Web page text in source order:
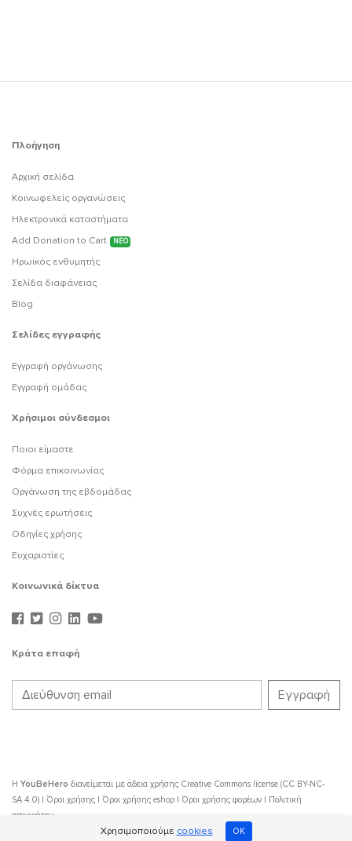
Χρησιμοποιούμε cookies OK
Πλοήγηση
Αρχική σελίδα
Κοινωφελείς οργανώσεις
Ηλεκτρονικά καταστήματα
Add Donation to Cart
ΝΕΟ
Ηρωικός ενθυμητής
Σελίδα διαφάνειας
Blog
Σελίδες εγγραφής
Εγγραφή οργάνωσης
Εγγραφή ομάδας
Χρήσιμοι σύνδεσμοι
Ποιοι είμαστε
Φόρμα επικοινωνίας
Οργάνωση της εβδομάδας
Συχνές ερωτήσεις
Οδηγίες χρήσης
Ευχαριστίες
Κοινωνικά δίκτυα
Κράτα επαφή
Η YouBeHero διανείμεται με άδεια χρήσης Creative Commons license (CC BY-NC-
SA 4.0)
Όροι χρήσης Όροι χρήσης eshop Όροι χρήσης φορέων
Πολιτική
απορρήτου